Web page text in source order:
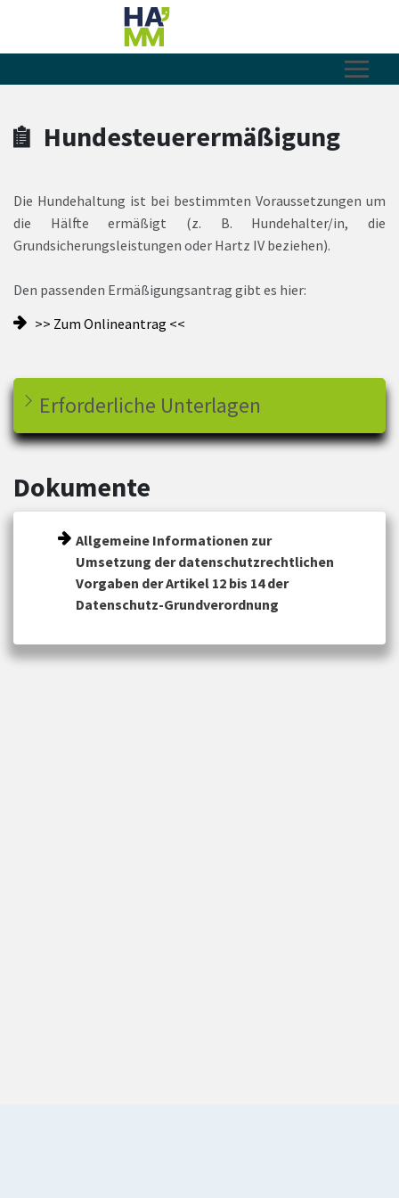
Zum Header
Zum Hauptinhalt
Zum Footer
Zum Hauptinhalt springen
Hundesteuerermäßigung
Die Hundehaltung ist bei bestimmten Voraussetzungen um
die Hälfte ermäßigt (z. B. Hundehalter/in, die
Grundsicherungsleistungen oder Hartz IV beziehen).
Den passenden Ermäßigungsantrag gibt es hier:
>> Zum Onlineantrag <<
Erforderliche Unterlagen
Dokumente
Allgemeine Informationen zur
Umsetzung der datenschutzrechtlichen
Vorgaben der Artikel 12 bis 14 der
Datenschutz-Grundverordnung